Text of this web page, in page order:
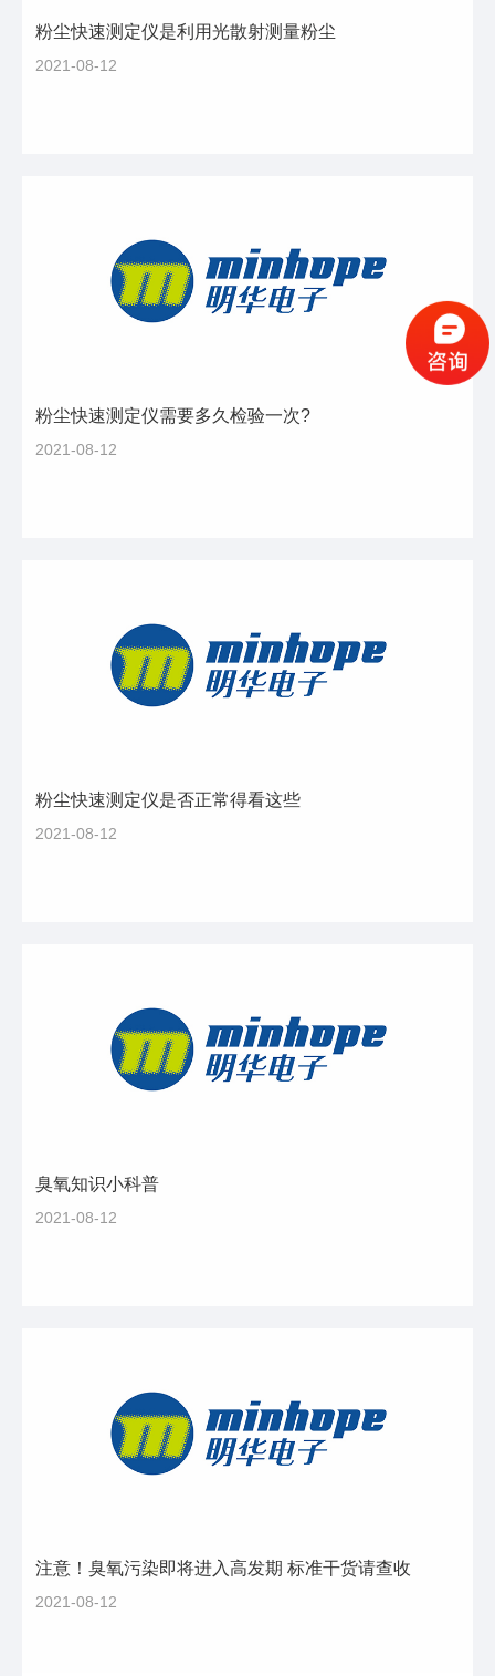
粉尘快速测定仪是利用光散射测量粉尘
2021-08-12
粉尘快速测定仪需要多久检验一次?
2021-08-12
粉尘快速测定仪是否正常得看这些
2021-08-12
臭氧知识小科普
2021-08-12
注意！臭氧污染即将进入高发期 标准干货请查收
2021-08-12